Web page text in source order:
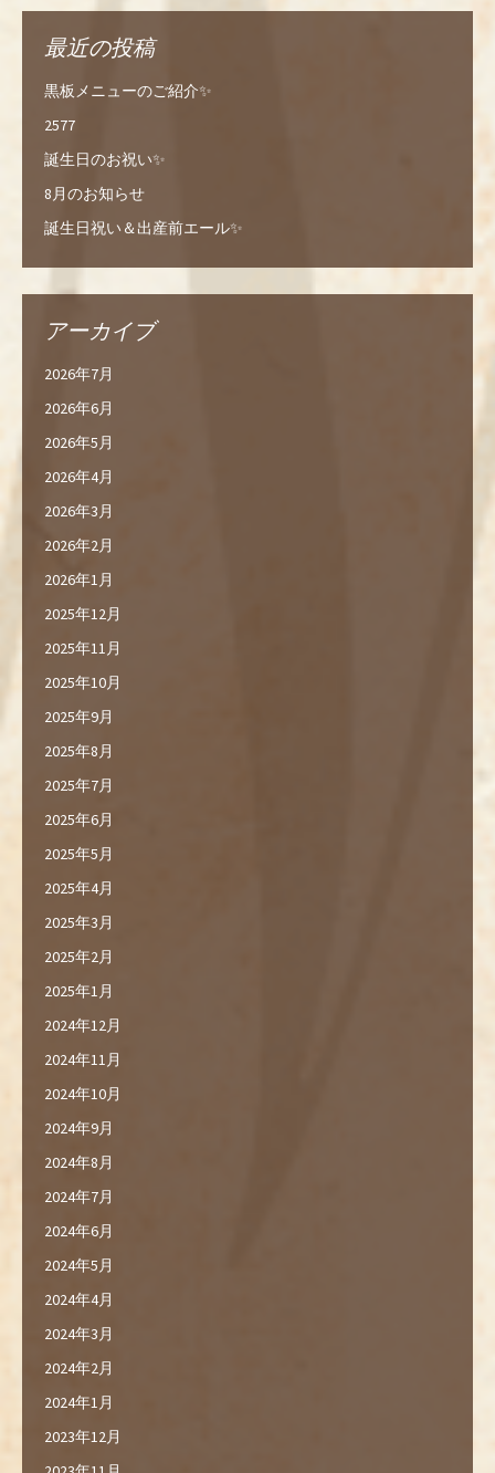
最近の投稿
黒板メニューのご紹介✨
2577
誕生日のお祝い✨
8月のお知らせ
誕生日祝い＆出産前エール✨
アーカイブ
2026年7月
2026年6月
2026年5月
2026年4月
2026年3月
2026年2月
2026年1月
2025年12月
2025年11月
2025年10月
2025年9月
2025年8月
2025年7月
2025年6月
2025年5月
2025年4月
2025年3月
2025年2月
2025年1月
2024年12月
2024年11月
2024年10月
2024年9月
2024年8月
2024年7月
2024年6月
2024年5月
2024年4月
2024年3月
2024年2月
2024年1月
2023年12月